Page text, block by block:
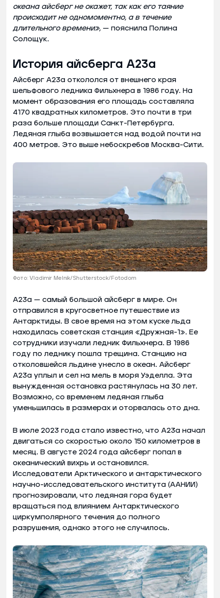
океана айсберг не окажет, так как его таяние
происходит не одномоментно, а в течение
длительного времени», — пояснила Полина
Солощук.
История айсберга А23а
Айсберг А23а откололся от внешнего края
шельфового ледника Фильхнера в 1986 году. На
момент образования его площадь составляла
4170 квадратных километров. Это почти в три
раза больше площади Санкт-Петербурга.
Ледяная глыба возвышается над водой почти на
400 метров. Это выше небоскребов Москва-Сити.
Фото: Vladimir Melnik/Shutterstock/Fotodom
А23а — самый большой айсберг в мире. Он
отправился в кругосветное путешествие из
Антарктиды. В свое время на этом куске льда
находилась советская станция «Дружная-1». Ее
сотрудники изучали ледник Фильхнера. В 1986
году по леднику пошла трещина. Станцию на
отколовшейся льдине унесло в океан. Айсберг
А23а уплыл и сел на мель в моря Уэделла. Эта
вынужденная остановка растянулась на 30 лет.
Возможно, со временем ледяная глыба
уменьшилась в размерах и оторвалась ото дна.
В июле 2023 года стало известно, что А23а начал
двигаться со скоростью около 150 километров в
месяц. В августе 2024 года айсберг попал в
океанический вихрь и остановился.
Исследователи Арктического и антарктического
научно-исследовательского института (ААНИИ)
прогнозировали, что ледяная гора будет
вращаться под влиянием Антарктического
циркумполярного течения до полного
разрушения, однако этого не случилось.